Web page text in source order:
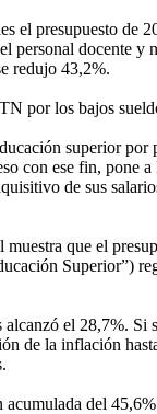
el presupuesto de
personal docente y
redujo 43,2%.
por los bajos
superior
con ese fin, pone
de sus
que el
Superior”)
el 28,7%. Si
de la inflación
del